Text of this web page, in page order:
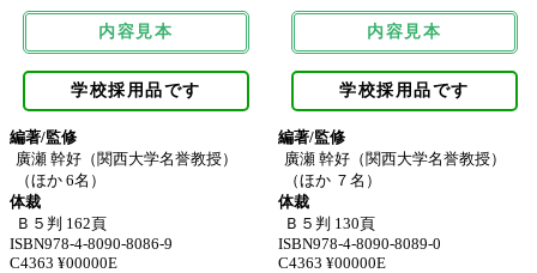
内容見本
学校採用品です
編著/監修
廣瀬 幹好（関西大学名誉教授）
（ほか 6名）
体裁
Ｂ５判 162頁
ISBN978-4-8090-8086-9
C4363 ¥00000E
内容見本
学校採用品です
編著/監修
廣瀬 幹好（関西大学名誉教授）
（ほか ７名）
体裁
Ｂ５判 130頁
ISBN978-4-8090-8089-0
C4363 ¥00000E